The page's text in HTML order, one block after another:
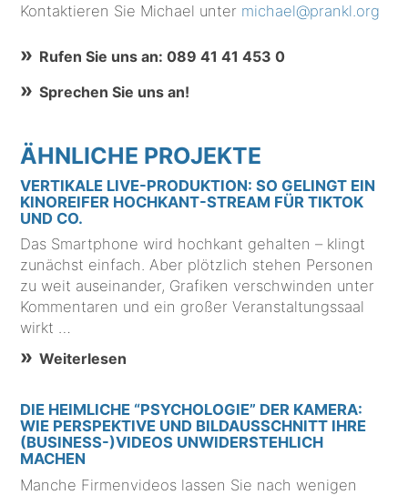
Kontaktieren Sie Michael unter michael@prankl.org
Rufen Sie uns an: 089 41 41 453 0
Sprechen Sie uns an!
ÄHNLICHE PROJEKTE
VERTIKALE LIVE-PRODUKTION: SO GELINGT EIN
KINOREIFER HOCHKANT-STREAM FÜR TIKTOK
UND CO.
Das Smartphone wird hochkant gehalten – klingt
zunächst einfach. Aber plötzlich stehen Personen
zu weit auseinander, Grafiken verschwinden unter
Kommentaren und ein großer Veranstaltungssaal
wirkt …
Weiterlesen
DIE HEIMLICHE “PSYCHOLOGIE” DER KAMERA:
WIE PERSPEKTIVE UND BILDAUSSCHNITT IHRE
(BUSINESS-)VIDEOS UNWIDERSTEHLICH
MACHEN
Manche Firmenvideos lassen Sie nach wenigen